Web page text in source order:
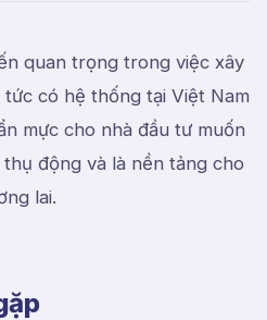
quan trọng trong việc xây
có hệ thống tại Việt Nam
mực cho nhà đầu tư muốn
động và là nền tảng cho
lai.